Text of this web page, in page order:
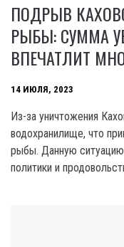
ПОДРЫВ
РЫБЫ: СУММА
ВПЕЧАТЛИТ
14 ИЮЛЯ, 2023
Из-за уничтожения
водохранилище, что
рыбы. Данную
политики и